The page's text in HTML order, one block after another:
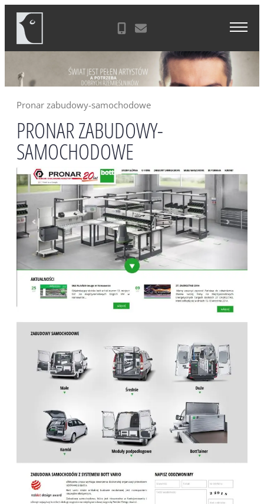
Skip
content
Agencja Reklamowa Zielona Góra
Pronar zabudowy-samochodowe
PRONAR ZABUDOWY-
SAMOCHODOWE